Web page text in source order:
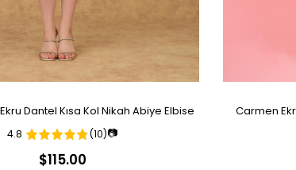
Dantel Kısa Kol Nikah Abiye Elbise
4.8 (10)📷
$115.00
Carmen